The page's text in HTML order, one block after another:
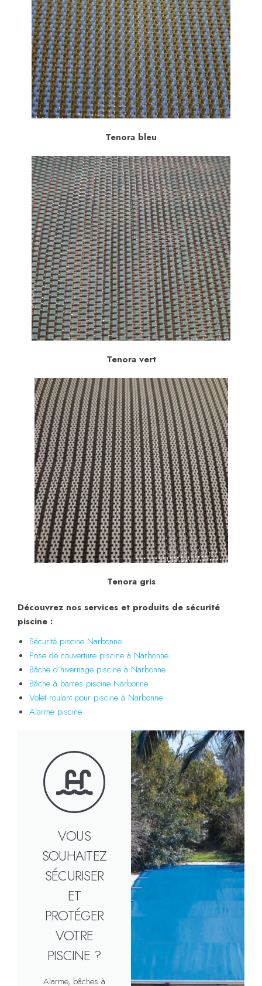
Tenora bleu
Tenora vert
Tenora gris
Découvrez nos services et produits de sécurité
piscine :
Sécurité piscine Narbonne
Pose de couverture piscine à Narbonne
Bâche d’hivernage piscine à Narbonne
Bâche à barres piscine Narbonne
Volet roulant pour piscine à Narbonne
Alarme piscine
VOUS
SOUHAITEZ
SÉCURISER
ET
PROTÉGER
VOTRE
PISCINE ?
Alarme, bâches à